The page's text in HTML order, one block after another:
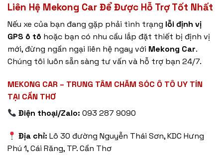
Liên Hệ Mekong Car Để Được Hỗ Trợ Tốt Nhất
Nếu xe của bạn đang gặp phải tình trạng lỗi định vị
GPS ô tô hoặc bạn có nhu cầu lắp đặt thiết bị định vị
mới, đừng ngần ngại liên hệ ngay với Mekong Car.
Chúng tôi luôn sẵn sàng tư vấn và hỗ trợ bạn 24/7.
MEKONG CAR – TRUNG TÂM CHĂM SÓC Ô TÔ UY TÍN
TẠI CẦN THƠ
Điện thoại/Zalo: 093 287 9090
Địa chỉ: Lô 30 đường Nguyễn Thái Sơn, KDC Hưng
Phú 1, Cái Răng, TP. Cần Thơ